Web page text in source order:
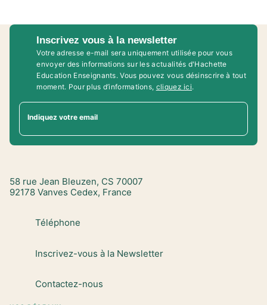
Inscrivez vous à la newsletter
Votre adresse e-mail sera uniquement utilisée pour vous
envoyer des informations sur les actualités d'Hachette
Education Enseignants. Vous pouvez vous désinscrire à tout
moment. Pour plus d’informations, cliquez ici.
Indiquez votre email
58 rue Jean Bleuzen, CS 70007
92178 Vanves Cedex, France
Téléphone
Inscrivez-vous à la Newsletter
Contactez-nous